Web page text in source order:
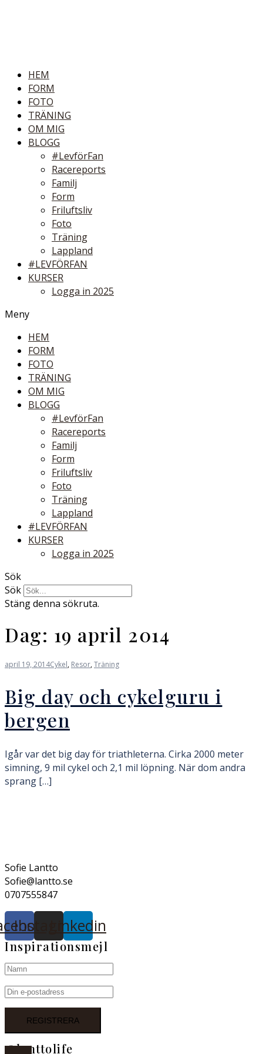
HEM
FORM
FOTO
TRÄNING
OM MIG
BLOGG
#LevförFan
Racereports
Familj
Form
Friluftsliv
Foto
Träning
Lappland
#LEVFÖRFAN
KURSER
Logga in 2025
Meny
HEM
FORM
FOTO
TRÄNING
OM MIG
BLOGG
#LevförFan
Racereports
Familj
Form
Friluftsliv
Foto
Träning
Lappland
#LEVFÖRFAN
KURSER
Logga in 2025
Sök
Sök
Stäng denna sökruta.
Dag: 19 april 2014
april 19, 2014Cykel, Resor,Träning
Big day och cykelguru i
bergen
Igår var det big day för triathleterna. Cirka 2000 meter
simning, 9 mil cykel och 2,1 mil löpning. När dom andra
sprang […]
Sofie Lantto
Sofie@lantto.se
0707555847
InstagramLinkedin
Inspirationsmejl
@lanttolife